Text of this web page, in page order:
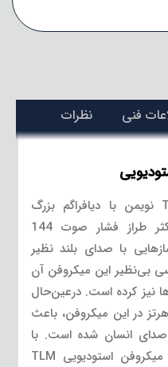
فنی نظرات
میکروفن استودیویی TLM 102 نویمن با دیافراگم بزرگ
کپسول کاردیویدی خود و حداکثر طراز فشار صوت 144
با صدای بلند نظیر
بی‌نظیر این میکروفن آن
نیز کرده است. درعین‌حال
بالای 6 کیلوهرتز در این میکروفن، باعث
صدای انسان شده است. با
توجه به قیمت و تنوع کاربری میکروفن استودیویی TLM